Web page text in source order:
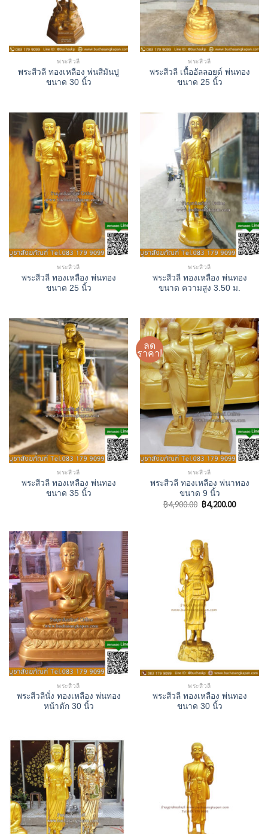
พระสีวลี
พระสีวลี ทองเหลือง พ่นสีมันปู
ขนาด 30 นิ้ว
พระสีวลี
พระสีวลี เนื้ออัลลอยด์ พ่นทอง
ขนาด 25 นิ้ว
พระสีวลี
พระสีวลี ทองเหลือง พ่นทอง
ขนาด 25 นิ้ว
พระสีวลี
พระสีวลี ทองเหลือง พ่นทอง
ขนาด ความสูง 3.50 ม.
พระสีวลี
พระสีวลี ทองเหลือง พ่นทอง
ขนาด 35 นิ้ว
ลด
ราคา!
พระสีวลี
พระสีวลี ทองเหลือง พ่นาทอง
ขนาด 9 นิ้ว
฿4,900.00 Original
price
฿4,200.00Current
พระสีวลี
พระสีวลีนั่ง ทองเหลือง พ่นทอง
หน้าตัก 30 นิ้ว
พระสีวลี
พระสีวลี ทองเหลือง พ่นทอง
ขนาด 30 นิ้ว